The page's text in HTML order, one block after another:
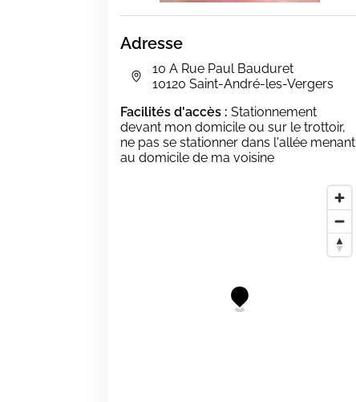
Adresse
10 A Rue Paul Bauduret
10120 Saint-André-les-Vergers
Facilités d'accès :Stationnement
devant mon domicile ou sur le trottoir,
ne pas se stationner dans l'allée menant
au domicile de ma voisine